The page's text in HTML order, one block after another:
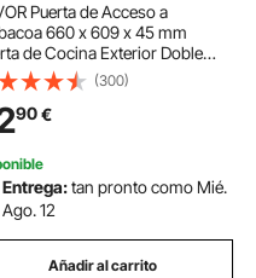
Puerta de Acceso a
660 x 609 x 45 mm
de Cocina Exterior Doble
Empotrada de Acero
con Manija para Isla de
Estación de Parrilla,
Exterior
(300)
90€
Entrega:tan pronto como Mié.
Ago. 12
Añadir al carrito